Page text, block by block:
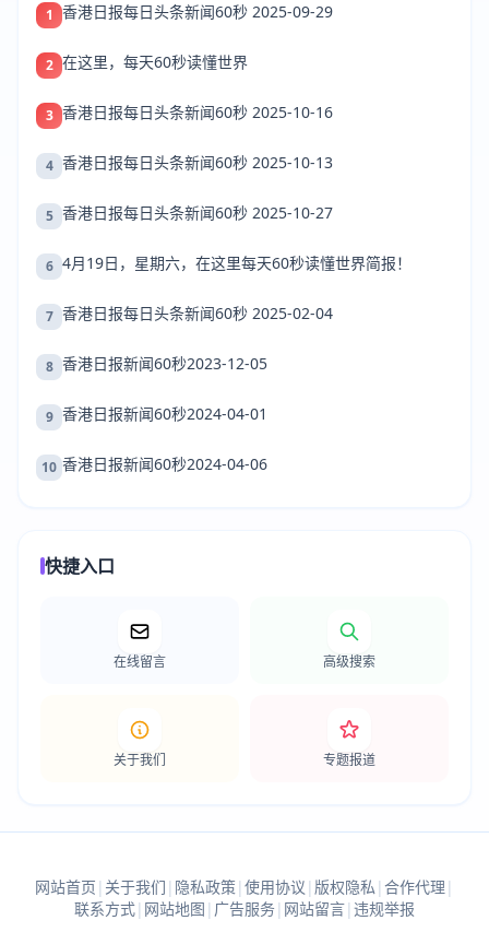
1 香港日报每日头条新闻60秒 2025-09-29
2 在这里，每天60秒读懂世界
3 香港日报每日头条新闻60秒 2025-10-16
4 香港日报每日头条新闻60秒 2025-10-13
5 香港日报每日头条新闻60秒 2025-10-27
6 4月19日，星期六，在这里每天60秒读懂世界简报！
7 香港日报每日头条新闻60秒 2025-02-04
8 香港日报新闻60秒2023-12-05
9 香港日报新闻60秒2024-04-01
10 香港日报新闻60秒2024-04-06
快捷入口
在线留言 高级搜索
关于我们 专题报道
网站首页 | 关于我们 | 隐私政策| 使用协议 | 版权隐私 | 合作代理 |
联系方式| 网站地图 | 广告服务| 网站留言| 违规举报